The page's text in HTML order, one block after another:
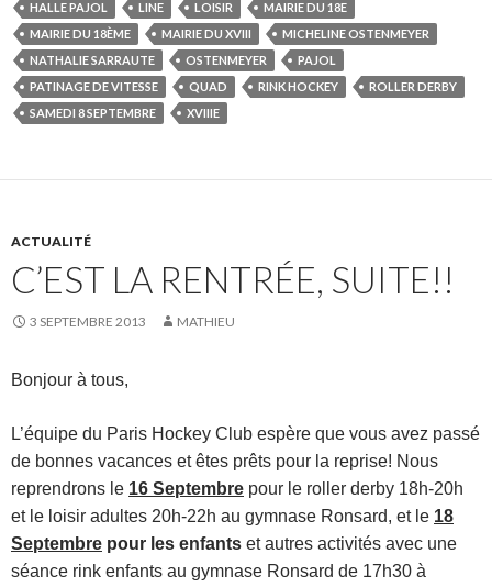
HALLE PAJOL LINE LOISIR
MAIRIE DU 18E
MAIRIE DU 18ÈME
MAIRIE DU XVIII
MICHELINE OSTENMEYER
NATHALIE SARRAUTE
OSTENMEYER
PAJOL
PATINAGE DE VITESSE
QUAD RINK HOCKEY
ROLLER DERBY
SAMEDI 8 SEPTEMBRE
XVIIIE
ACTUALITÉ
C’EST LA RENTRÉE, SUITE!!
3 SEPTEMBRE 2013 MATHIEU
Bonjour à tous,
L’équipe du Paris Hockey Club espère que vous avez passé
de bonnes vacances et êtes prêts pour la reprise! Nous
reprendrons le 16 Septembre pour le roller derby 18h-20h
et le loisir adultes 20h-22h au gymnase Ronsard, et le 18
Septembre pour les enfants et autres activités avec une
séance rink enfants au gymnase Ronsard de 17h30 à